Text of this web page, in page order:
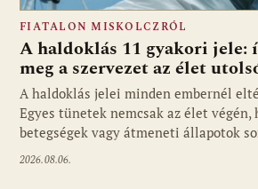
FIATALON MISKOLCZRÓL
A haldoklás 11 gyakori jele:
meg a szervezet az élet
A haldoklás jelei minden embernél
Egyes tünetek nemcsak az élet végén,
betegségek vagy átmeneti állapotok
2026.08.06.